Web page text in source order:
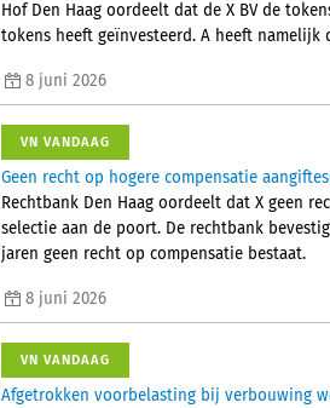
Hof Den Haag oordeelt dat de X BV de
tokens heeft geïnvesteerd. A heeft namelijk
8 juni 2026
VN VANDAAG
Geen recht op hogere compensatie
Rechtbank Den Haag oordeelt dat X geen
selectie aan de poort. De rechtbank
jaren geen recht op compensatie bestaat.
8 juni 2026
VN VANDAAG
Afgetrokken voorbelasting bij verbouwing